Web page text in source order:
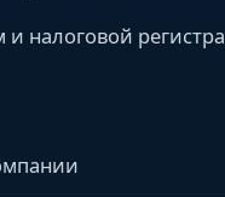
и налоговой